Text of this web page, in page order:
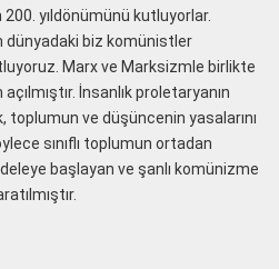
200. yıldönümünü kutluyorlar.
biz komünistler
Marx ve Marksizmle birlikte
İnsanlık proletaryanın
toplumun ve düşüncenin yasalarını
sınıflı toplumun ortadan
başlayan ve şanlı komünizme